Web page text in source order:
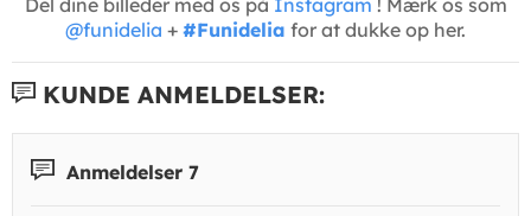
Del dine billeder med os på Instagram ! Mærk os som
@funidelia + #Funidelia for at dukke op her.
KUNDE ANMELDELSER:
Anmeldelser 7